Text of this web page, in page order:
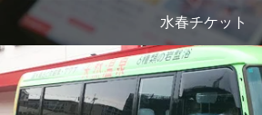
水春チケット